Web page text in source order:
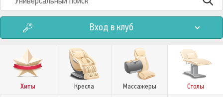
Вход в клуб
Хиты Кресла Массажеры Столы